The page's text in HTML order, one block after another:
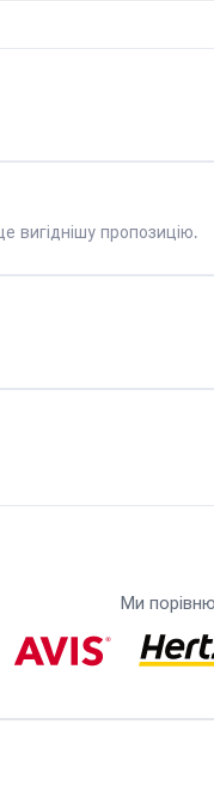
вигіднішу пропозицію.
Ми